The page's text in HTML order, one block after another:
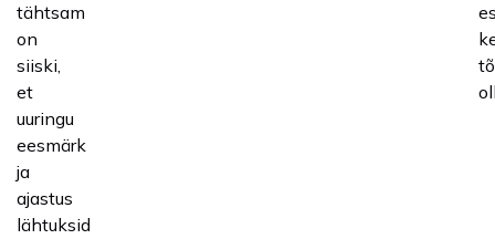
tähtsam
on
siiski,
et
uuringu
eesmärk
ja
ajastus
lähtuksid